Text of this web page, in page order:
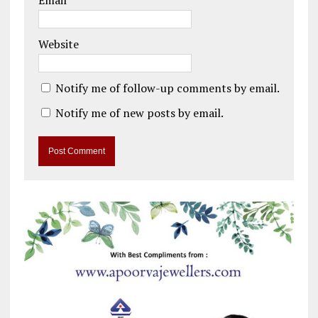
Website
Notify me of follow-up comments by email.
Notify me of new posts by email.
t
e
r